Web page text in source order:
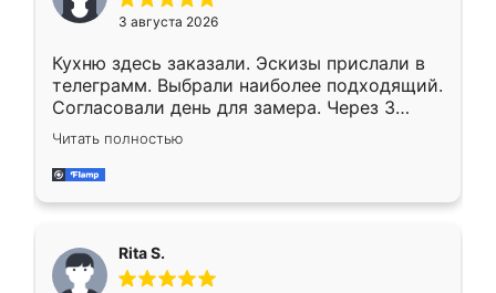
3 августа 2026
Кухню здесь заказали. Эскизы прислали в
телеграмм. Выбрали наиболее подходящий.
Согласовали день для замера. Через 3
недели кухня была уже готова. Остались
довольны работой. Спасибо Ренессанс
мебель за качественную работу!
Читать полностью
Rita S.